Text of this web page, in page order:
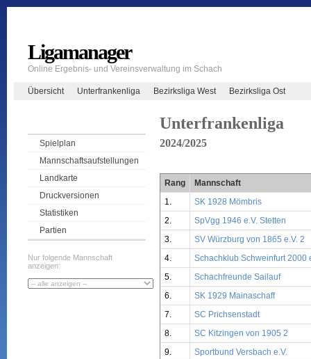
Ligamanager
Online Ergebnis- und Vereinsverwaltung im Schach
Übersicht Unterfrankenliga Bezirksliga West Bezirksliga Ost
Spielplan
Mannschaftsaufstellungen
Landkarte
Druckversionen
Statistiken
Partien
Nur folgende Mannschaft
anzeigen:
Unterfrankenliga
2024/2025
Rang
Mannschaft
1.
SK 1928 Mömbris
2.
SpVgg 1946 e.V. Stetten
3.
SV Würzburg von 1865 e.V. 2
4.
Schachklub Schweinfurt 2000
5.
Schachfreunde Sailauf
6.
SK 1929 Mainaschaff
7.
SC Prichsenstadt
8.
SC Kitzingen von 1905 2
9.
Sportbund Versbach e.V.